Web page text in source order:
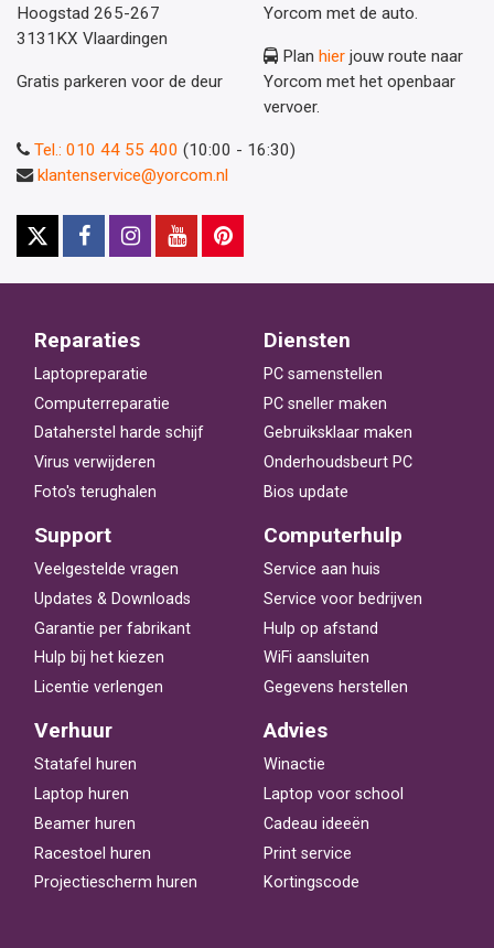
Hoogstad 265-267
3131KX Vlaardingen
Gratis parkeren voor de deur
Yorcom met de auto.
Plan hier jouw route naar
Yorcom met het openbaar
vervoer.
Tel.: 010 44 55 400 (10:00 - 16:30)
klantenservice@yorcom.nl
Reparaties
Laptopreparatie
Computerreparatie
Dataherstel harde schijf
Virus verwijderen
Foto's terughalen
Diensten
PC samenstellen
PC sneller maken
Gebruiksklaar maken
Onderhoudsbeurt PC
Bios update
Support
Veelgestelde vragen
Updates & Downloads
Garantie per fabrikant
Hulp bij het kiezen
Licentie verlengen
Computerhulp
Service aan huis
Service voor bedrijven
Hulp op afstand
WiFi aansluiten
Gegevens herstellen
Verhuur
Statafel huren
Laptop huren
Beamer huren
Racestoel huren
Projectiescherm huren
Advies
Winactie
Laptop voor school
Cadeau ideeën
Print service
Kortingscode